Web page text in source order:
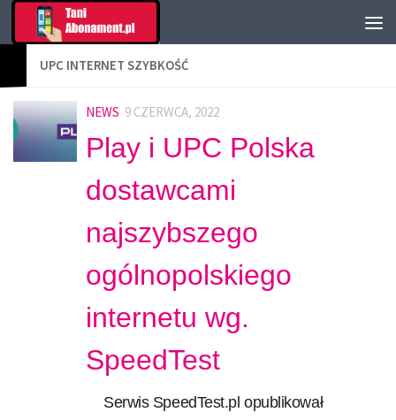
UPC INTERNET SZYBKOŚĆ
NEWS 9 CZERWCA, 2022
Play i UPC Polska
dostawcami
najszybszego
ogólnopolskiego
internetu wg.
SpeedTest
Serwis SpeedTest.pl opublikował